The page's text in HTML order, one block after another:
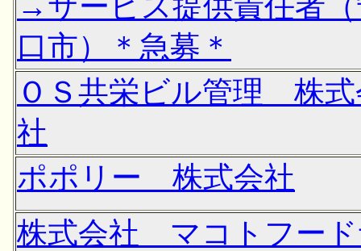
口市）＊急募＊
ＯＳ共栄ビル管理 株式
社
ポポリー 株式会社
株式会社 マコトフー